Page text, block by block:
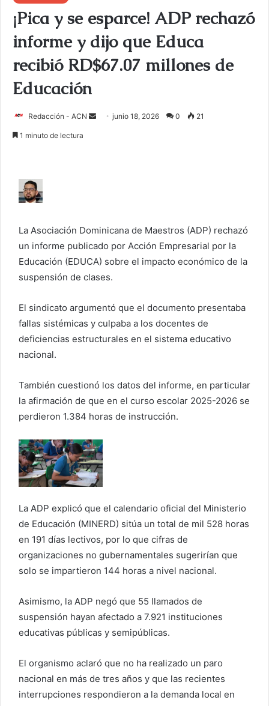
¡Pica y se esparce! ADP rechazó
informe y dijo que Educa
recibió RD$67.07 millones de
Educación
Redacción - ACN
c
o
r
r
r
ó
n
c
o
junio 18, 2026 0 21
1 minuto de lectura
La Asociación Dominicana de Maestros (ADP) rechazó
un informe publicado por Acción Empresarial por la
Educación (EDUCA) sobre el impacto económico de la
suspensión de clases.
El sindicato argumentó que el documento presentaba
fallas sistémicas y culpaba a los docentes de
deficiencias estructurales en el sistema educativo
nacional.
También cuestionó los datos del informe, en particular
la afirmación de que en el curso escolar 2025-2026 se
perdieron 1.384 horas de instrucción.
La ADP explicó que el calendario oficial del Ministerio
de Educación (MINERD) sitúa un total de mil 528 horas
en 191 días lectivos, por lo que cifras de
organizaciones no gubernamentales sugerirían que
solo se impartieron 144 horas a nivel nacional.
Asimismo, la ADP negó que 55 llamados de
suspensión hayan afectado a 7.921 instituciones
educativas públicas y semipúblicas.
El organismo aclaró que no ha realizado un paro
nacional en más de tres años y que las recientes
interrupciones respondieron a la demanda local en